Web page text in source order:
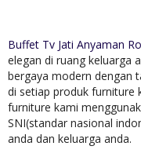
Buffet Tv Jati Anyaman
elegan di ruang keluarga
bergaya modern dengan
di setiap produk furniture
furniture kami
SNI(standar nasional
anda dan keluarga anda.